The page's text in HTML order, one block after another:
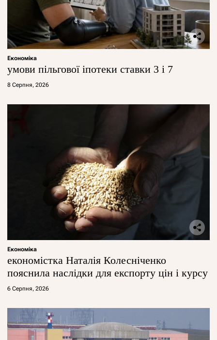
Економіка
умови пільгової іпотеки ставки 3 і 7
8 Серпня, 2026
Економіка
економістка Наталія Колесніченко
пояснила наслідки для експорту цін і курсу
6 Серпня, 2026